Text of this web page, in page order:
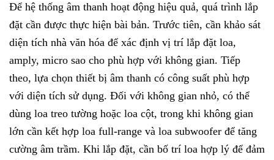
Để hệ thống âm thanh hoạt động hiệu quả, quá trình lắp
đặt cần được thực hiện bài bản. Trước tiên, cần khảo sát
diện tích nhà văn hóa để xác định vị trí lắp đặt loa,
amply, micro sao cho phù hợp với không gian. Tiếp
theo, lựa chọn thiết bị âm thanh có công suất phù hợp
với diện tích sử dụng. Đối với không gian nhỏ, có thể
dùng loa treo tường hoặc loa cột, trong khi không gian
lớn cần kết hợp loa full-range và loa subwoofer để tăng
cường âm trầm. Khi lắp đặt, cần bố trí loa hợp lý để đảm